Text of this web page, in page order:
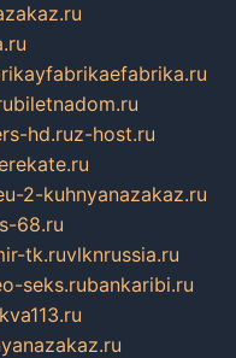
biletnadom.ru
hd.ruz-host.ru
2-kuhnyanazakaz.ru
68.ru
tk.ruvlknrussia.ru
seks.rubankaribi.ru